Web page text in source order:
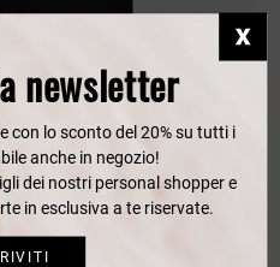
Fred Perry
newsletter
con lo sconto del 20% su tutti i
anche in negozio!
dei nostri personal shopper e
in esclusiva a te riservate.